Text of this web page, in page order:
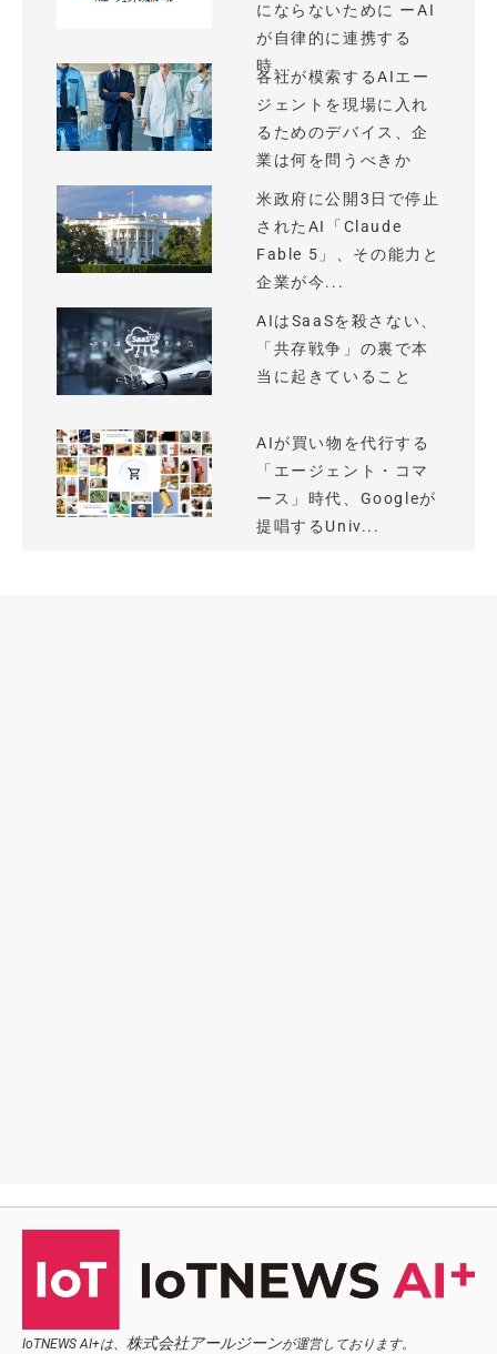
にならないために ーAI
が自律的に連携する
時...
各社が模索するAIエー
ジェントを現場に入れ
るためのデバイス、企
業は何を問うべきか
米政府に公開3日で停止
されたAI「Claude
Fable 5」、その能力と
企業が今...
AIはSaaSを殺さない、
「共存戦争」の裏で本
当に起きていること
AIが買い物を代行する
「エージェント・コマ
ース」時代、Googleが
提唱するUniv...
IoTNEWS AI+は、 株式会社アールジーンが運営しております。